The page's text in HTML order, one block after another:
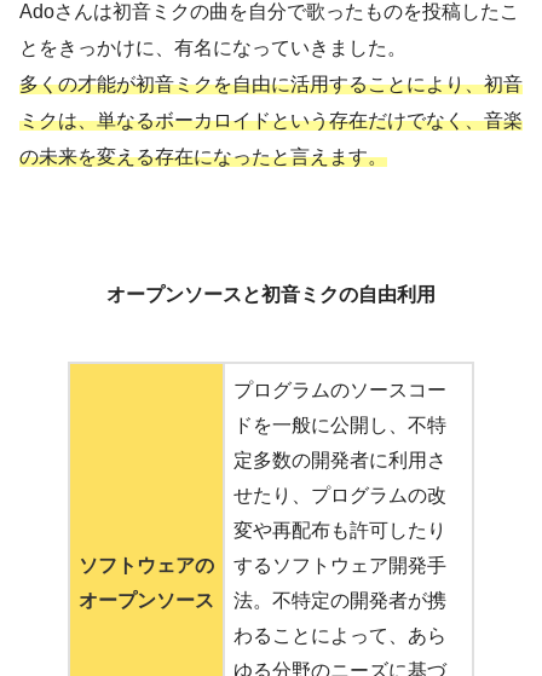
Adoさんは初音ミクの曲を自分で歌ったものを投稿したこ
とをきっかけに、有名になっていきました。
多くの才能が初音ミクを自由に活用することにより、初音
ミクは、単なるボーカロイドという存在だけでなく、音楽
の未来を変える存在になったと言えます。
オープンソースと初音ミクの自由利用
ソフトウェアの
オープンソース
プログラムのソースコー
ドを一般に公開し、不特
定多数の開発者に利用さ
せたり、プログラムの改
変や再配布も許可したり
するソフトウェア開発手
法。不特定の開発者が携
わることによって、あら
ゆる分野のニーズに基づ